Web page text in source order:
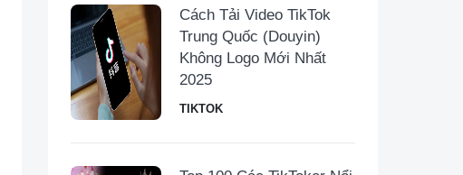
Cách Tải Video TikTok
Trung Quốc (Douyin)
Không Logo Mới Nhất
2025
TIKTOK